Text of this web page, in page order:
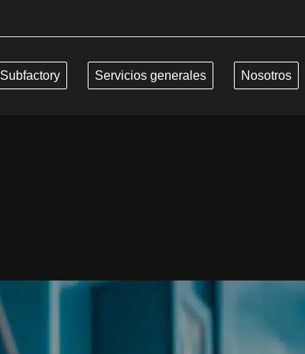
Subfactory Servicios generales Nosotros